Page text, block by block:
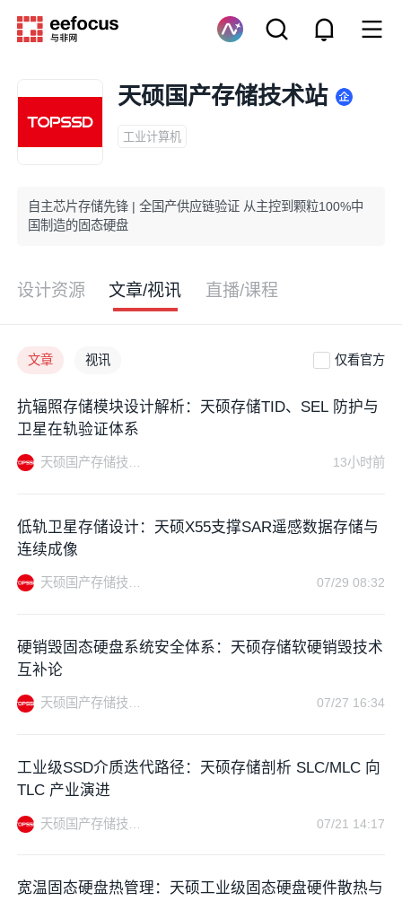
天硕国产存储技术站
工业计算机
自主芯片存储先锋 | 全国产供应链验证 从主控到颗粒100%中
国制造的固态硬盘
设计资源 文章/视讯 直播/课程
文章 视讯 仅看官方
抗辐照存储模块设计解析：天硕存储TID、SEL 防护与
卫星在轨验证体系
天硕国产存储技术站 13小时前
低轨卫星存储设计：天硕X55支撑SAR遥感数据存储与
连续成像
天硕国产存储技术站 07/29 08:32
硬销毁固态硬盘系统安全体系：天硕存储软硬销毁技术
互补论
天硕国产存储技术站 07/27 16:34
工业级SSD介质迭代路径：天硕存储剖析 SLC/MLC 向
TLC 产业演进
07/21 14:17
宽温固态硬盘热管理：天硕工业级固态硬盘硬件散热与